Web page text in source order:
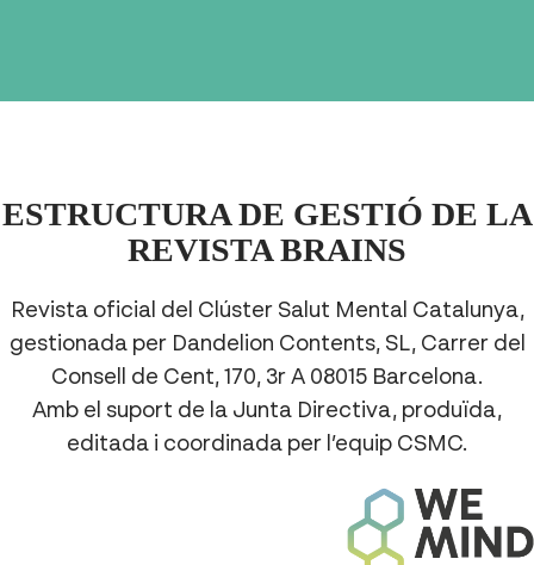
ESTRUCTURA DE GESTIÓ DE LA
REVISTA BRAINS
Revista oficial del Clúster Salut Mental Catalunya,
gestionada per Dandelion Contents, SL, Carrer del
Consell de Cent, 170, 3r A 08015 Barcelona.
Amb el suport de la Junta Directiva, produïda,
editada i coordinada per l’equip CSMC.